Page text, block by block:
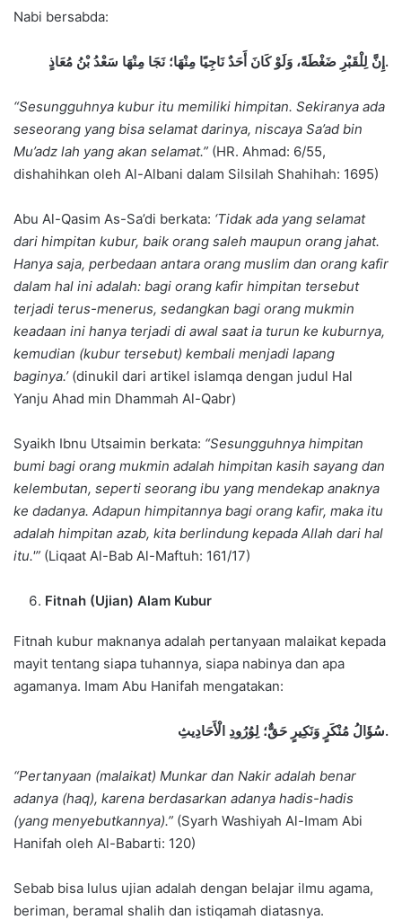
Nabi bersabda:
إِنَّ لِلْقَبْرِ ضَغْطَةً، وَلَوْ كَانَ أَحَدٌ نَاجِيًا مِنْهَا؛ نَجَا مِنْهَا سَعْدُ بْنُ مُعَاذٍ.
“Sesungguhnya kubur itu memiliki himpitan. Sekiranya ada
seseorang yang bisa selamat darinya, niscaya Sa’ad bin
Mu’adz lah yang akan selamat.” (HR. Ahmad: 6/55,
dishahihkan oleh Al-Albani dalam Silsilah Shahihah: 1695)
Abu Al-Qasim As-Sa’di berkata: ‘Tidak ada yang selamat
dari himpitan kubur, baik orang saleh maupun orang jahat.
Hanya saja, perbedaan antara orang muslim dan orang kafir
dalam hal ini adalah: bagi orang kafir himpitan tersebut
terjadi terus-menerus, sedangkan bagi orang mukmin
keadaan ini hanya terjadi di awal saat ia turun ke kuburnya,
kemudian (kubur tersebut) kembali menjadi lapang
baginya.’(dinukil dari artikel islamqa dengan judul Hal
Yanju Ahad min Dhammah Al-Qabr)
Syaikh Ibnu Utsaimin berkata: “Sesungguhnya himpitan
bumi bagi orang mukmin adalah himpitan kasih sayang dan
kelembutan, seperti seorang ibu yang mendekap anaknya
ke dadanya. Adapun himpitannya bagi orang kafir, maka itu
adalah himpitan azab, kita berlindung kepada Allah dari hal
itu.'” (Liqaat Al-Bab Al-Maftuh: 161/17)
Fitnah (Ujian) Alam Kubur
Fitnah kubur maknanya adalah pertanyaan malaikat kepada
mayit tentang siapa tuhannya, siapa nabinya dan apa
agamanya. Imam Abu Hanifah mengatakan:
سُؤَالُ مُنْكَرٍ وَنَكِيرٍ حَقٌّ؛ لِوُرُودِ الْأَحَادِيثِ.
“Pertanyaan (malaikat) Munkar dan Nakir adalah benar
adanya (haq), karena berdasarkan adanya hadis-hadis
(yang menyebutkannya).” (Syarh Washiyah Al-Imam Abi
Hanifah oleh Al-Babarti: 120)
Sebab bisa lulus ujian adalah dengan belajar ilmu agama,
beriman, beramal shalih dan istiqamah diatasnya.